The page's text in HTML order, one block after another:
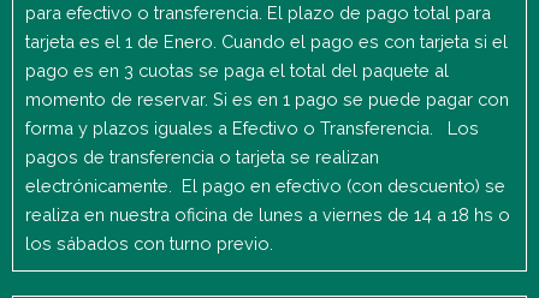
para efectivo o transferencia. El plazo de pago total para
tarjeta es el 1 de Enero. Cuando el pago es con tarjeta si el
pago es en 3 cuotas se paga el total del paquete al
momento de reservar. Si es en 1 pago se puede pagar con
forma y plazos iguales a Efectivo o Transferencia. Los
pagos de transferencia o tarjeta se realizan
electrónicamente. El pago en efectivo (con descuento) se
realiza en nuestra oficina de lunes a viernes de 14 a 18 hs o
los sábados con turno previo.